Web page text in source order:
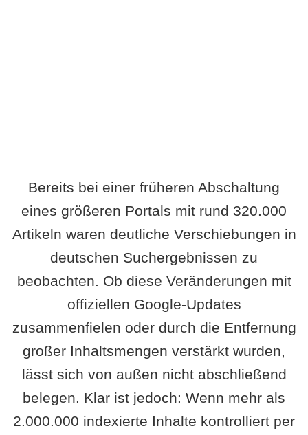
Bereits bei einer früheren Abschaltung
eines größeren Portals mit rund 320.000
Artikeln waren deutliche Verschiebungen in
deutschen Suchergebnissen zu
beobachten. Ob diese Veränderungen mit
offiziellen Google-Updates
zusammenfielen oder durch die Entfernung
großer Inhaltsmengen verstärkt wurden,
lässt sich von außen nicht abschließend
belegen. Klar ist jedoch: Wenn mehr als
2.000.000 indexierte Inhalte kontrolliert per